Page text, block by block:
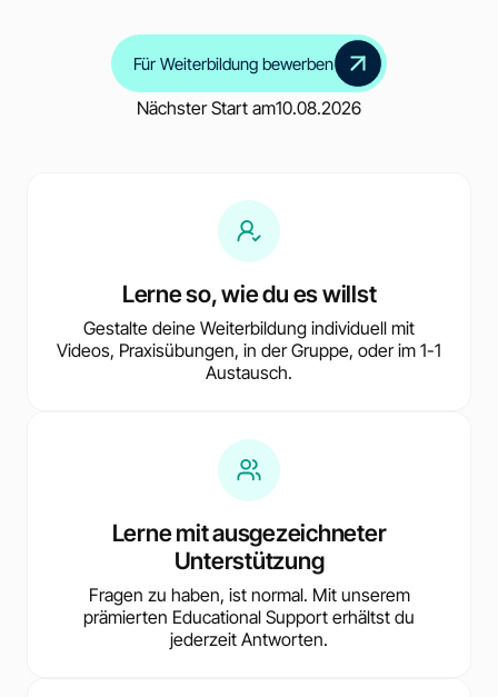
Für Weiterbildung bewerben
Nächster Start am10.08.2026
Lerne so, wie du es willst
Gestalte deine Weiterbildung individuell mit
Videos, Praxisübungen, in der Gruppe, oder im 1-1
Austausch.
Lerne mit ausgezeichneter
Unterstützung
Fragen zu haben, ist normal. Mit unserem
prämierten Educational Support erhältst du
jederzeit Antworten.